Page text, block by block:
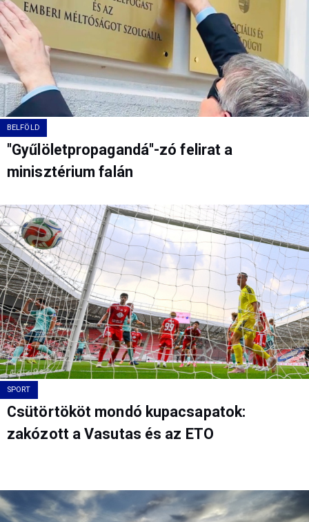
BELFÖLD
"Gyűlöletpropagandá"-zó felirat a
minisztérium falán
SPORT
Csütörtököt mondó kupacsapatok:
zakózott a Vasutas és az ETO